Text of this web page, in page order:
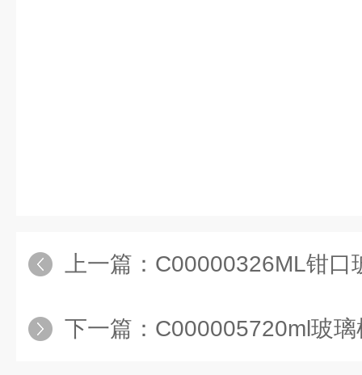
上一篇： C00000326ML钳口玻璃顶
下一篇： C000005720ml玻璃样品瓶